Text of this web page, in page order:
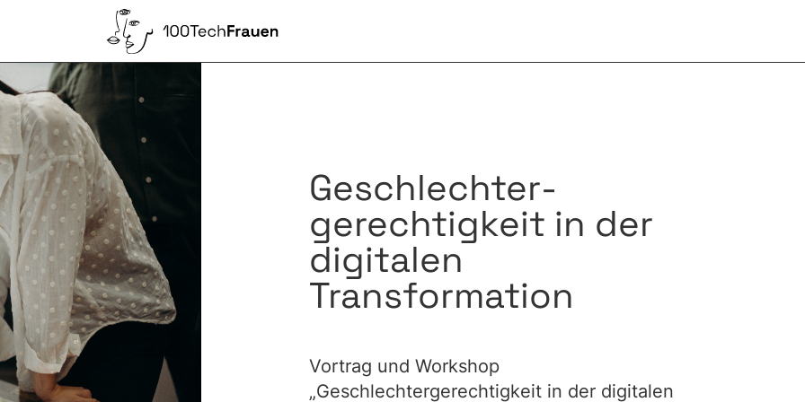
Geschlechter­
gerechtigkeit in der
digitalen
Transformation
Vortrag und Workshop
„Geschlechtergerechtigkeit in der digitalen